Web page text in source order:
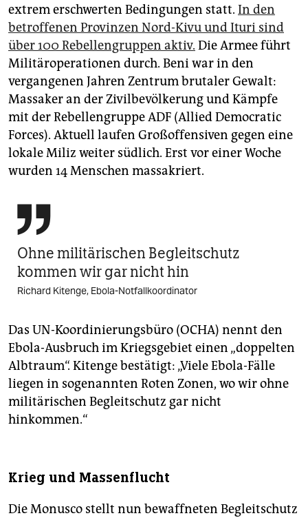
extrem erschwerten Bedingungen statt. In den
betroffenen Provinzen Nord-Kivu und Ituri sind
über 100 Rebellengruppen aktiv. Die Armee führt
Militäroperationen durch. Beni war in den
vergangenen Jahren Zentrum brutaler Gewalt:
Massaker an der Zivilbevölkerung und Kämpfe
mit der Rebellengruppe ADF (Allied Democratic
Forces). Aktuell laufen Großoffensiven gegen eine
lokale Miliz weiter südlich. Erst vor einer Woche
wurden 14 Menschen massakriert.

Ohne militärischen Begleitschutz
kommen wir gar nicht hin
Richard Kitenge, Ebola-Notfallkoordinator
Das UN-Koordinierungsbüro (OCHA) nennt den
Ebola-Ausbruch im Kriegsgebiet einen „doppelten
Albtraum“. Kitenge bestätigt: „Viele Ebola-Fälle
liegen in sogenannten Roten Zonen, wo wir ohne
militärischen Begleitschutz gar nicht
hinkommen.“
Krieg und Massenflucht
Die Monusco stellt nun bewaffneten Begleitschutz